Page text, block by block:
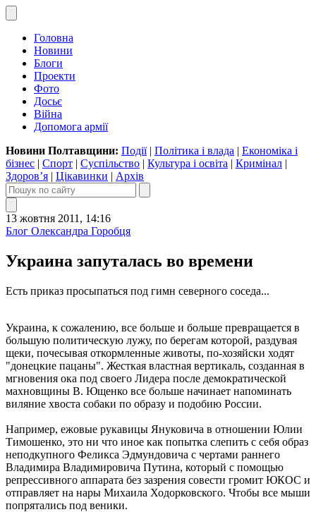
Головна
Новини
Блоги
Проекти
Фото
Досьє
Війна
Допомога армії
Новини Полтавщини: Події| Політика і влада | Економіка і
бізнес | Спорт | Суспільство | Культура і освіта | Кримінал |
Здоров’я | Цікавинки | Архів
13 жовтня 2011, 14:16
Блог Олександра Горобця
Украина запуталась во времени
Есть приказ просыпаться под гимн северного соседа...
Украина, к сожалению, все больше и больше превращается в
большую политическую лужу, по берегам которой, раздувая
щеки, почесывая откормленные животы, по-хозяйски ходят
"донецкие пацаны". Жесткая властная вертикаль, созданная в
мгновения ока под своего Лидера после демократической
махновщины В. Ющенко все больше начинает напоминать
виляние хвоста собаки по образу и подобию России.
Например, ежовые рукавицы Януковича в отношении Юлии
Тимошенко, это ни что иное как попытка слепить с себя образ
неподкупного Феликса Эдмундовича с чертами раннего
Владимира Владимировича Путина, который с помощью
репрессивного аппарата без зазрения совести громит ЮКОС и
отправляет на нары Михаила Ходорковского. Чтобы все мыши
попрятались под веники.